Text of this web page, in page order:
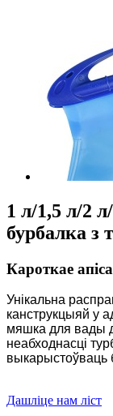
1 л/1,5 л/2
бурбалка з
Кароткае
Унікальна
канструкцыяй у
мяшка для вады
неабходнасці
выкарыстоўваць
Дашліце нам ліст